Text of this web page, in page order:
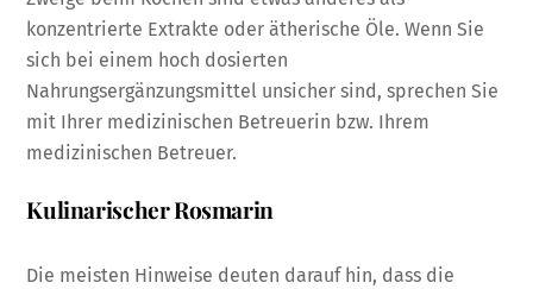
konzentrierte Extrakte oder ätherische Öle. Wenn Sie
sich bei einem hoch dosierten
Nahrungsergänzungsmittel unsicher sind, sprechen Sie
mit Ihrer medizinischen Betreuerin bzw. Ihrem
medizinischen Betreuer.
Kulinarischer Rosmarin
Die meisten Hinweise deuten darauf hin, dass die